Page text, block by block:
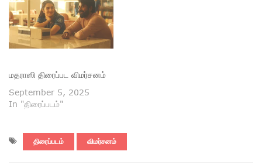
மதராஸி திரைப்பட விமர்சனம்
September 5, 2025
In "திரைப்படம்"
திரைப்படம் விமர்சனம்